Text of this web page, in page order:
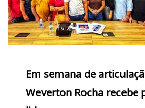
Em semana de
Weverton Rocha recebe